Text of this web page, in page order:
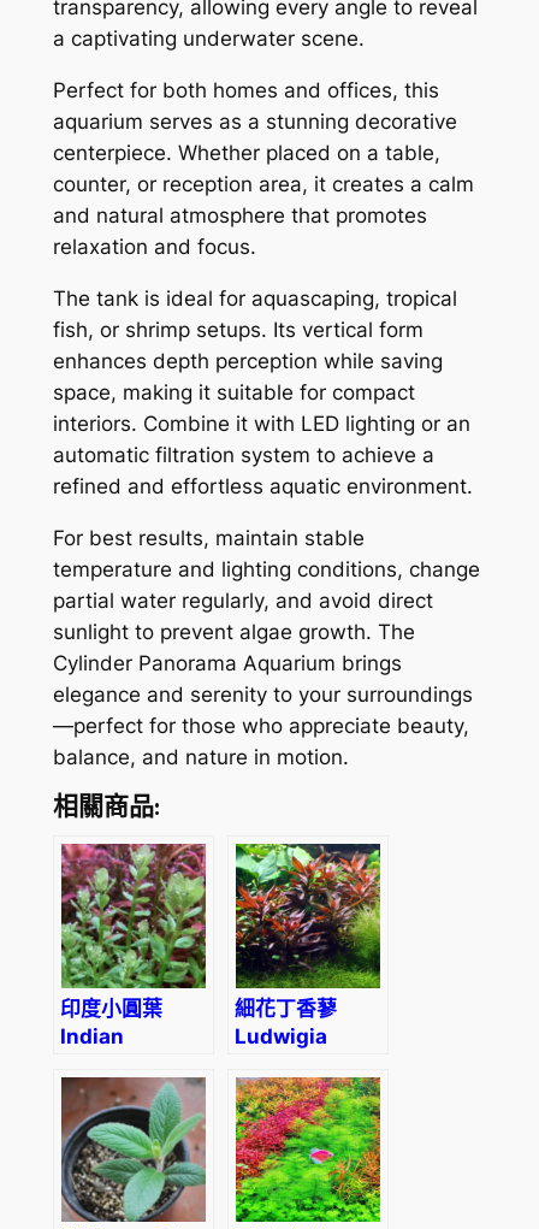
transparency, allowing every angle to reveal
a captivating underwater scene.
Perfect for both homes and offices, this
aquarium serves as a stunning decorative
centerpiece. Whether placed on a table,
counter, or reception area, it creates a calm
and natural atmosphere that promotes
relaxation and focus.
The tank is ideal for aquascaping, tropical
fish, or shrimp setups. Its vertical form
enhances depth perception while saving
space, making it suitable for compact
interiors. Combine it with LED lighting or an
automatic filtration system to achieve a
refined and effortless aquatic environment.
For best results, maintain stable
temperature and lighting conditions, change
partial water regularly, and avoid direct
sunlight to prevent algae growth. The
Cylinder Panorama Aquarium brings
elegance and serenity to your surroundings
—perfect for those who appreciate beauty,
balance, and nature in motion.
相關商品:
印度小圓葉
Indian
(Rotala
indica)
細花丁香蓼
Ludwigia